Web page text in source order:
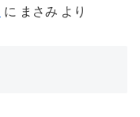
に まさみ より